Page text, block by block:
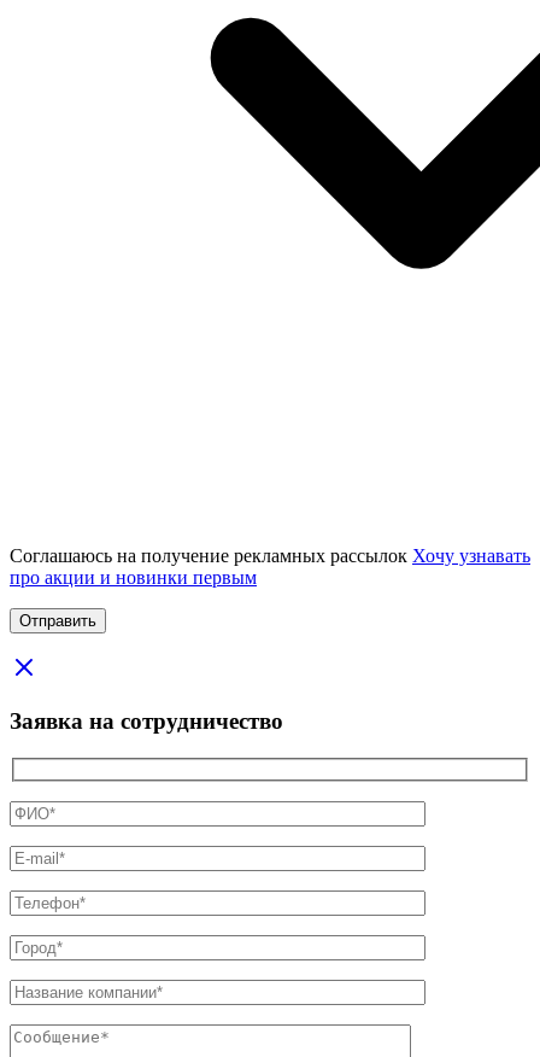
Соглашаюсь на получение рекламных рассылок Хочу узнавать
про акции и новинки первым
Заявка на сотрудничество